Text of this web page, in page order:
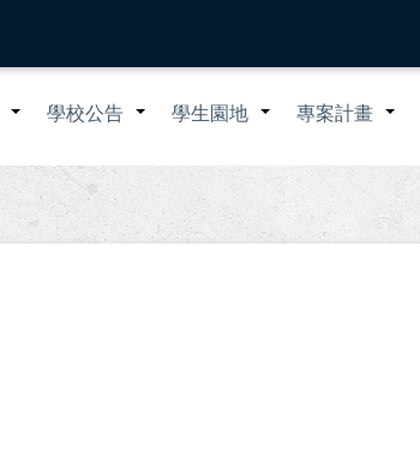
+ +
學校公告 +
學生園地 +
專案計畫